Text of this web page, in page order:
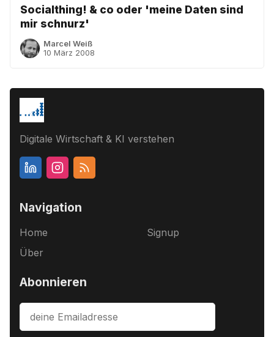
Socialthing! & co oder 'meine Daten sind
mir schnurz'
Marcel Weiß
10 März 2008
Digitale Wirtschaft & KI verstehen
Navigation
Home
Über
Signup
Abonnieren